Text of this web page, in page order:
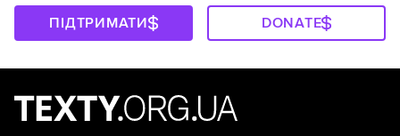
ПІДТРИМАТИ DONATE